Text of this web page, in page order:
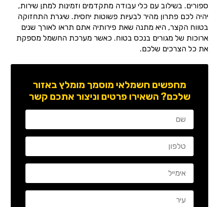
ספורים. בשילוב עם כלי עבודה מתקדמים וזמינות למתן שירות,
יהיה לכם פתרון מהיר לבעיות פשוטות יחסית. שיגרת התחזוקה
בטווח הקצר, היא מתנה שאת פירותיה אתם תראו לאורך שנים
ארוכות של מגורים בנכס בטוח. כאשר מערכת החשמל מספקת
את כל הצרכים שלכם.
מחפשים חשמלאי מוסמך מומלץ באזור
שלכם? השאירו פרטים וניצור אתכם קשר